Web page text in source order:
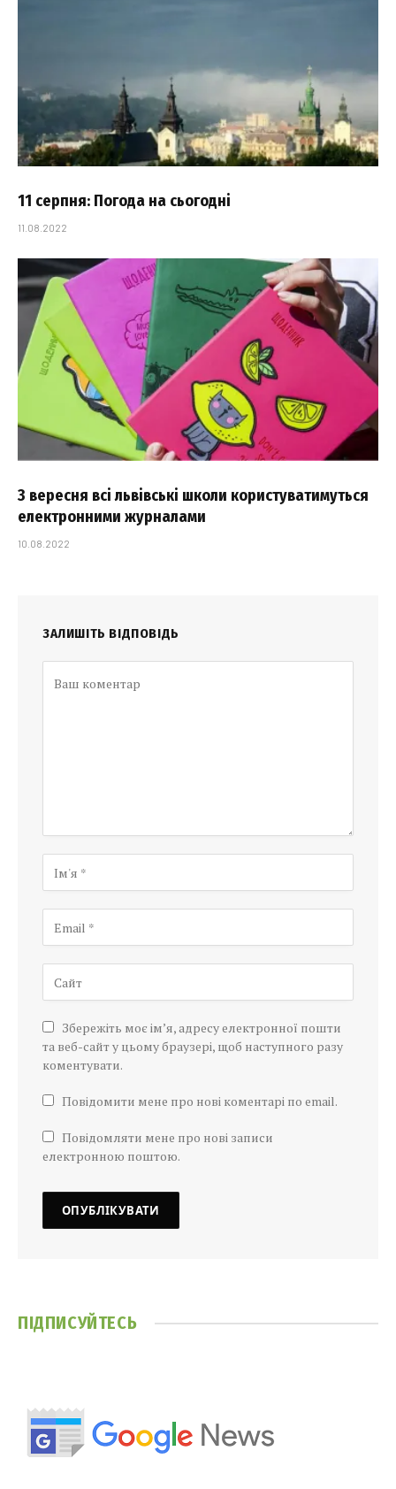
11 серпня: Погода на сьогодні
11.08.2022
З вересня всі львівські школи користуватимуться
електронними журналами
10.08.2022
ЗАЛИШІТЬ ВІДПОВІДЬ
Збережіть моє ім’я, адресу електронної пошти
та веб-сайт у цьому браузері, щоб наступного разу
коментувати.
Повідомити мене про нові коментарі по email.
Повідомляти мене про нові записи
електронною поштою.
ПІДПИСУЙТЕСЬ